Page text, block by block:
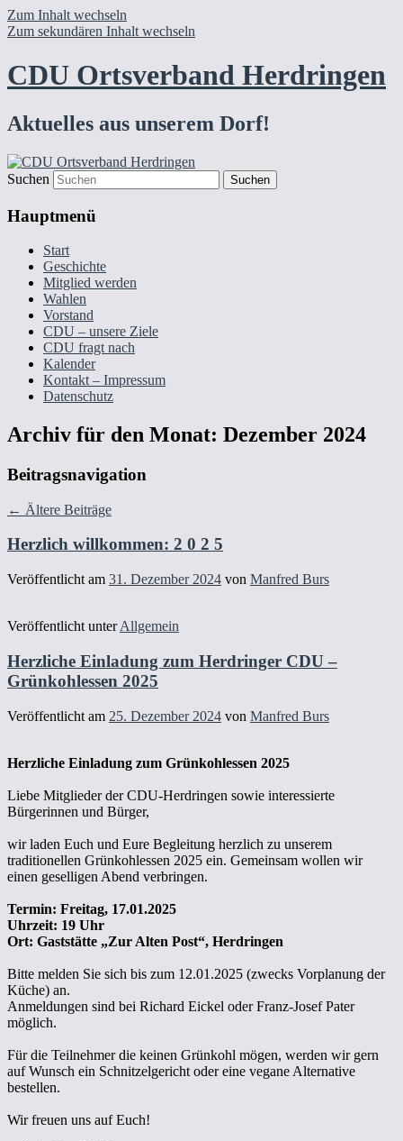
Zum Inhalt wechseln
Zum sekundären Inhalt wechseln
CDU Ortsverband Herdringen
Aktuelles aus unserem Dorf!
Suchen
Hauptmenü
Start
Geschichte
Mitglied werden
Wahlen
Vorstand
CDU – unsere Ziele
CDU fragt nach
Kalender
Kontakt – Impressum
Datenschutz
Archiv für den Monat: Dezember 2024
Beitragsnavigation
← Ältere Beiträge
Herzlich willkommen: 2 0 2 5
Veröffentlicht am 31. Dezember 2024 von Manfred Burs
Veröffentlicht unter Allgemein
Herzliche Einladung zum Herdringer CDU –
Grünkohlessen 2025
Veröffentlicht am 25. Dezember 2024 von Manfred Burs
Herzliche Einladung zum Grünkohlessen 2025
Liebe Mitglieder der CDU-Herdringen sowie interessierte
Bürgerinnen und Bürger,
wir laden Euch und Eure Begleitung herzlich zu unserem
traditionellen Grünkohlessen 2025 ein. Gemeinsam wollen wir
einen geselligen Abend verbringen.
Termin: Freitag, 17.01.2025
Uhrzeit: 19 Uhr
Ort: Gaststätte „Zur Alten Post“, Herdringen
Bitte melden Sie sich bis zum 12.01.2025 (zwecks Vorplanung der
Küche) an.
Anmeldungen sind bei Richard Eickel oder Franz-Josef Pater
möglich.
Für die Teilnehmer die keinen Grünkohl mögen, werden wir gern
auf Wunsch ein Schnitzelgericht oder eine vegane Alternative
bestellen.
Wir freuen uns auf Euch!